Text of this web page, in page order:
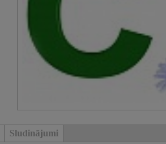
Sludinājumi